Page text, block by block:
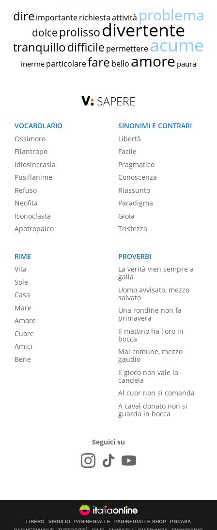
dire importante richiestaattività problema
dolce prolissodivertente
tranquillodifficile permettereacume
inerme particolarefare bello amore paura
SAPERE
VOCABOLARIO
Ossimoro
Filantropo
Idiosincrasia
Pusillanime
Refuso
Neofita
Iconoclasta
Apotropaico
SINONIMI E CONTRARI
Libertà
Facile
Pragmatico
Conoscenza
Riassunto
Paradigma
Gioia
Tristezza
RIME
Vita
Sole
Casa
Mare
Amore
Cuore
Amici
Bene
PROVERBI
La verità vien sempre a
galla
Uomo avvisato, mezzo
salvato
Una rondine non fa
primavera
Il mattino ha l'oro in
bocca
Mal comune, mezzo
gaudio
Il gioco non vale la
candela
Al cuor non si comanda
A caval donato non si
guarda in bocca
Seguici su
LIBERO VIRGILIO PAGINEGIALLE PAGINEGIALLE SHOP
PGCASA